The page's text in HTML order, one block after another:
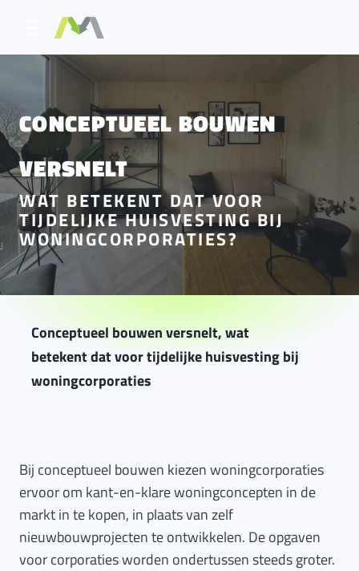
CONCEPTUEEL BOUWEN
VERSNELT
WAT BETEKENT DAT VOOR
TIJDELIJKE HUISVESTING BIJ
WONINGCORPORATIES?
Conceptueel bouwen versnelt, wat
betekent dat voor tijdelijke huisvesting bij
woningcorporaties
Bij conceptueel bouwen kiezen woningcorporaties
ervoor om kant-en-klare woningconcepten in de
markt in te kopen, in plaats van zelf
nieuwbouwprojecten te ontwikkelen. De opgaven
voor corporaties worden ondertussen steeds groter.